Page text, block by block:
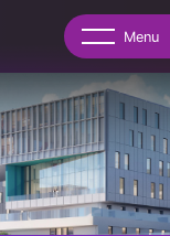
Menu